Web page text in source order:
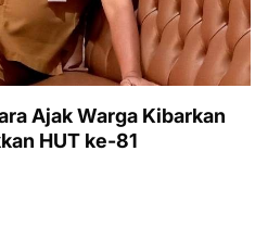
Ajak Warga Kibarkan
HUT ke-81